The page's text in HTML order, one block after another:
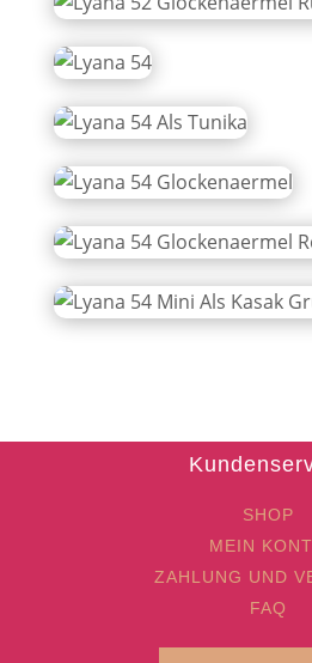
SHOP
MEIN
ZAHLUNG UND
FAQ